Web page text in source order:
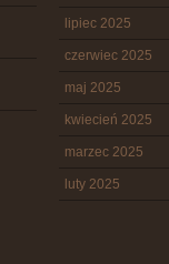
lipiec 2025
czerwiec 2025
maj 2025
kwiecień 2025
marzec 2025
luty 2025